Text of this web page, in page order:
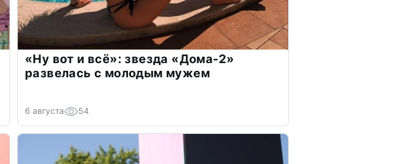
«Ну вот и всё»: звезда «Дома-2»
развелась с молодым мужем
6 августа 54